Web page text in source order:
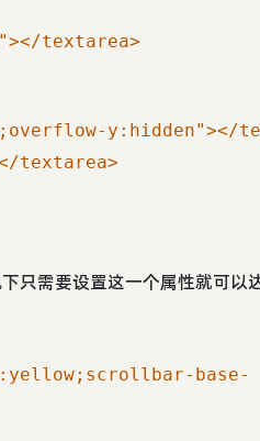
textarea>
y:hidden"></
textarea>
需要设置这一个属性就可以
base-